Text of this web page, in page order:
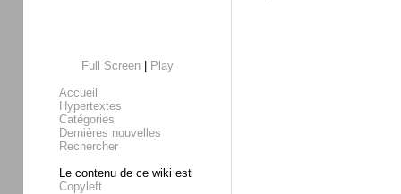
Full Screen|
Play
Accueil
Hypertextes
Catégories
Dernières nouvelles
Rechercher
Le contenu de ce wiki est
Copyleft